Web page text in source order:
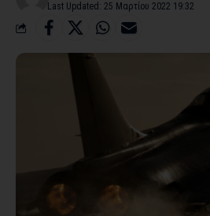
Last Updated: 25 Μαρτίου 2022 19:32